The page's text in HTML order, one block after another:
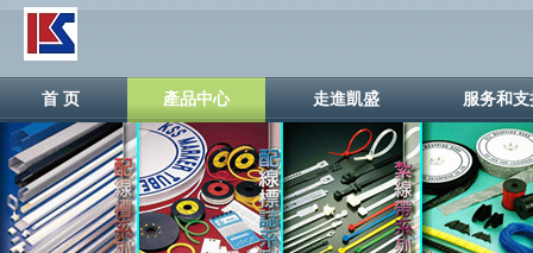
首 页 產品中心 走進凱盛 服务和支